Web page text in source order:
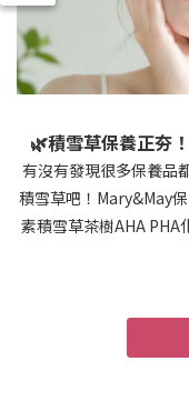
🌿積雪草保養正夯
有沒有發現很多保養品
積雪草吧！Mary&May
素積雪草茶樹AHA
雪草化妝水是很好的選
缺的選項之一！
盒裝面膜(大容量30入)